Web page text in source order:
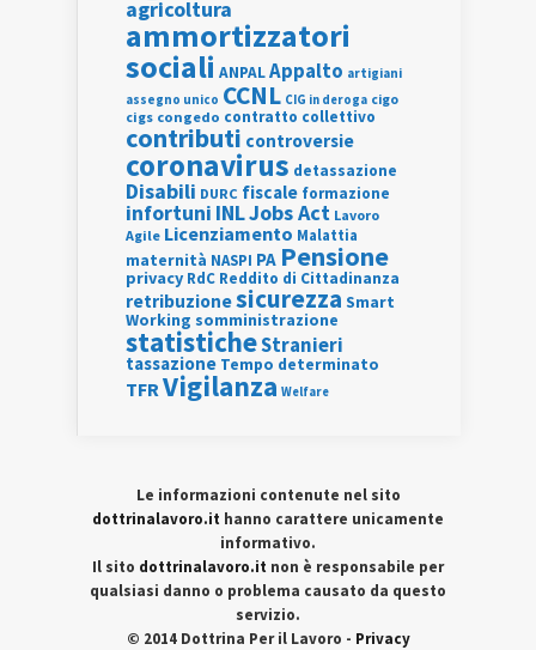
agricoltura
ammortizzatori
sociali ANPALAppalto artigiani
assegno unico CCNL CIG in deroga cigo
cigs congedo contratto collettivo
contributi controversie
coronavirus detassazione
Disabili DURC fiscale formazione
infortuni INLJobs Act Lavoro
Agile Licenziamento Malattia
maternità NASPI PA Pensione
privacy RdC Reddito di Cittadinanza
retribuzionesicurezza Smart
Working somministrazione
statisticheStranieri
tassazione Tempo determinato
TFRVigilanza Welfare
Le informazioni contenute nel sito
dottrinalavoro.it hanno carattere unicamente
informativo.
Il sito dottrinalavoro.it non è responsabile per
qualsiasi danno o problema causato da questo
servizio.
© 2014 Dottrina Per il Lavoro - Privacy